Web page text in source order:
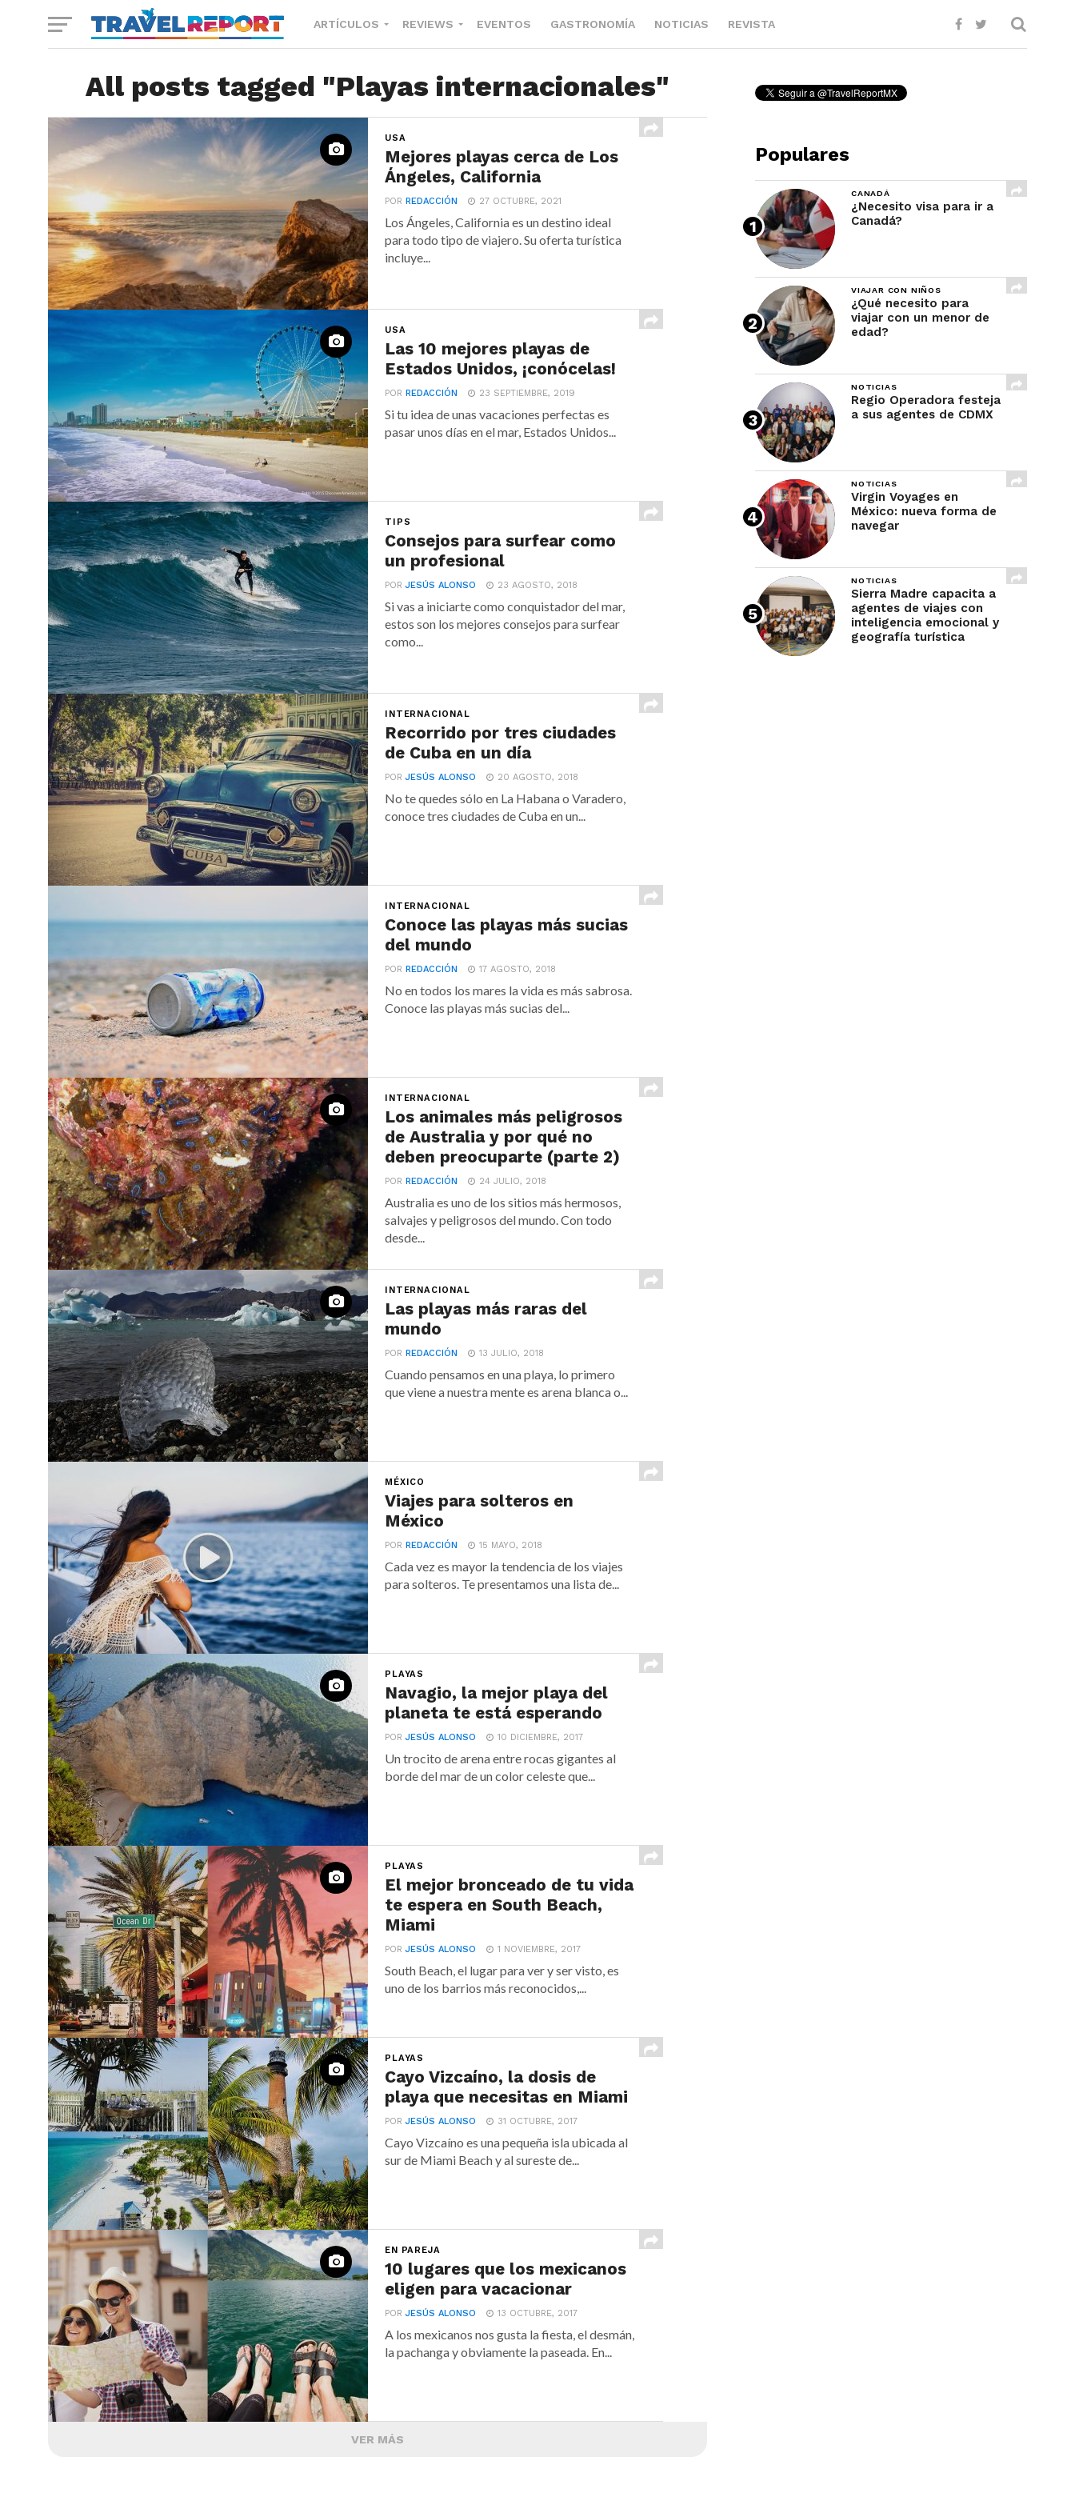
ARTÍCULOS REVIEWS EVENTOS GASTRONOMÍA NOTICIAS REVISTA
All posts tagged "Playas internacionales"
USA
Mejores playas cerca de Los
Ángeles, California
PORREDACCIÓN 27 OCTUBRE, 2021
Los Ángeles, California es un destino ideal
para todo tipo de viajero. Su oferta turística
incluye...
USA
Las 10 mejores playas de
Estados Unidos, ¡conócelas!
PORREDACCIÓN 23 SEPTIEMBRE, 2019
Si tu idea de unas vacaciones perfectas es
pasar unos días en el mar, Estados Unidos...
TIPS
Consejos para surfear como
un profesional
PORJESÚS ALONSO 23 AGOSTO, 2018
Si vas a iniciarte como conquistador del mar,
estos son los mejores consejos para surfear
como...
INTERNACIONAL
Recorrido por tres ciudades
de Cuba en un día
PORJESÚS ALONSO 20 AGOSTO, 2018
No te quedes sólo en La Habana o Varadero,
conoce tres ciudades de Cuba en un...
INTERNACIONAL
Conoce las playas más sucias
del mundo
PORREDACCIÓN 17 AGOSTO, 2018
No en todos los mares la vida es más sabrosa.
Conoce las playas más sucias del...
INTERNACIONAL
Los animales más peligrosos
de Australia y por qué no
deben preocuparte (parte 2)
PORREDACCIÓN 24 JULIO, 2018
Australia es uno de los sitios más hermosos,
salvajes y peligrosos del mundo. Con todo
desde...
INTERNACIONAL
Las playas más raras del
mundo
PORREDACCIÓN 13 JULIO, 2018
Cuando pensamos en una playa, lo primero
que viene a nuestra mente es arena blanca o...
MÉXICO
Viajes para solteros en
México
PORREDACCIÓN 15 MAYO, 2018
Cada vez es mayor la tendencia de los viajes
para solteros. Te presentamos una lista de...
PLAYAS
Navagio, la mejor playa del
planeta te está esperando
PORJESÚS ALONSO 10 DICIEMBRE, 2017
Un trocito de arena entre rocas gigantes al
borde del mar de un color celeste que...
PLAYAS
El mejor bronceado de tu vida
te espera en South Beach,
Miami
PORJESÚS ALONSO 1 NOVIEMBRE, 2017
South Beach, el lugar para ver y ser visto, es
uno de los barrios más reconocidos,...
PLAYAS
Cayo Vizcaíno, la dosis de
playa que necesitas en Miami
PORJESÚS ALONSO 31 OCTUBRE, 2017
Cayo Vizcaíno es una pequeña isla ubicada al
sur de Miami Beach y al sureste de...
EN PAREJA
10 lugares que los mexicanos
eligen para vacacionar
PORJESÚS ALONSO 13 OCTUBRE, 2017
A los mexicanos nos gusta la fiesta, el desmán,
la pachanga y obviamente la paseada. En...
VER MÁS
Populares
CANADÁ
¿Necesito visa para ir a
Canadá?
VIAJAR CON NIÑOS
¿Qué necesito para
viajar con un menor de
edad?
NOTICIAS
Regio Operadora festeja
a sus agentes de CDMX
NOTICIAS
Virgin Voyages en
México: nueva forma de
navegar
NOTICIAS
Sierra Madre capacita a
agentes de viajes con
inteligencia emocional y
geografía turística